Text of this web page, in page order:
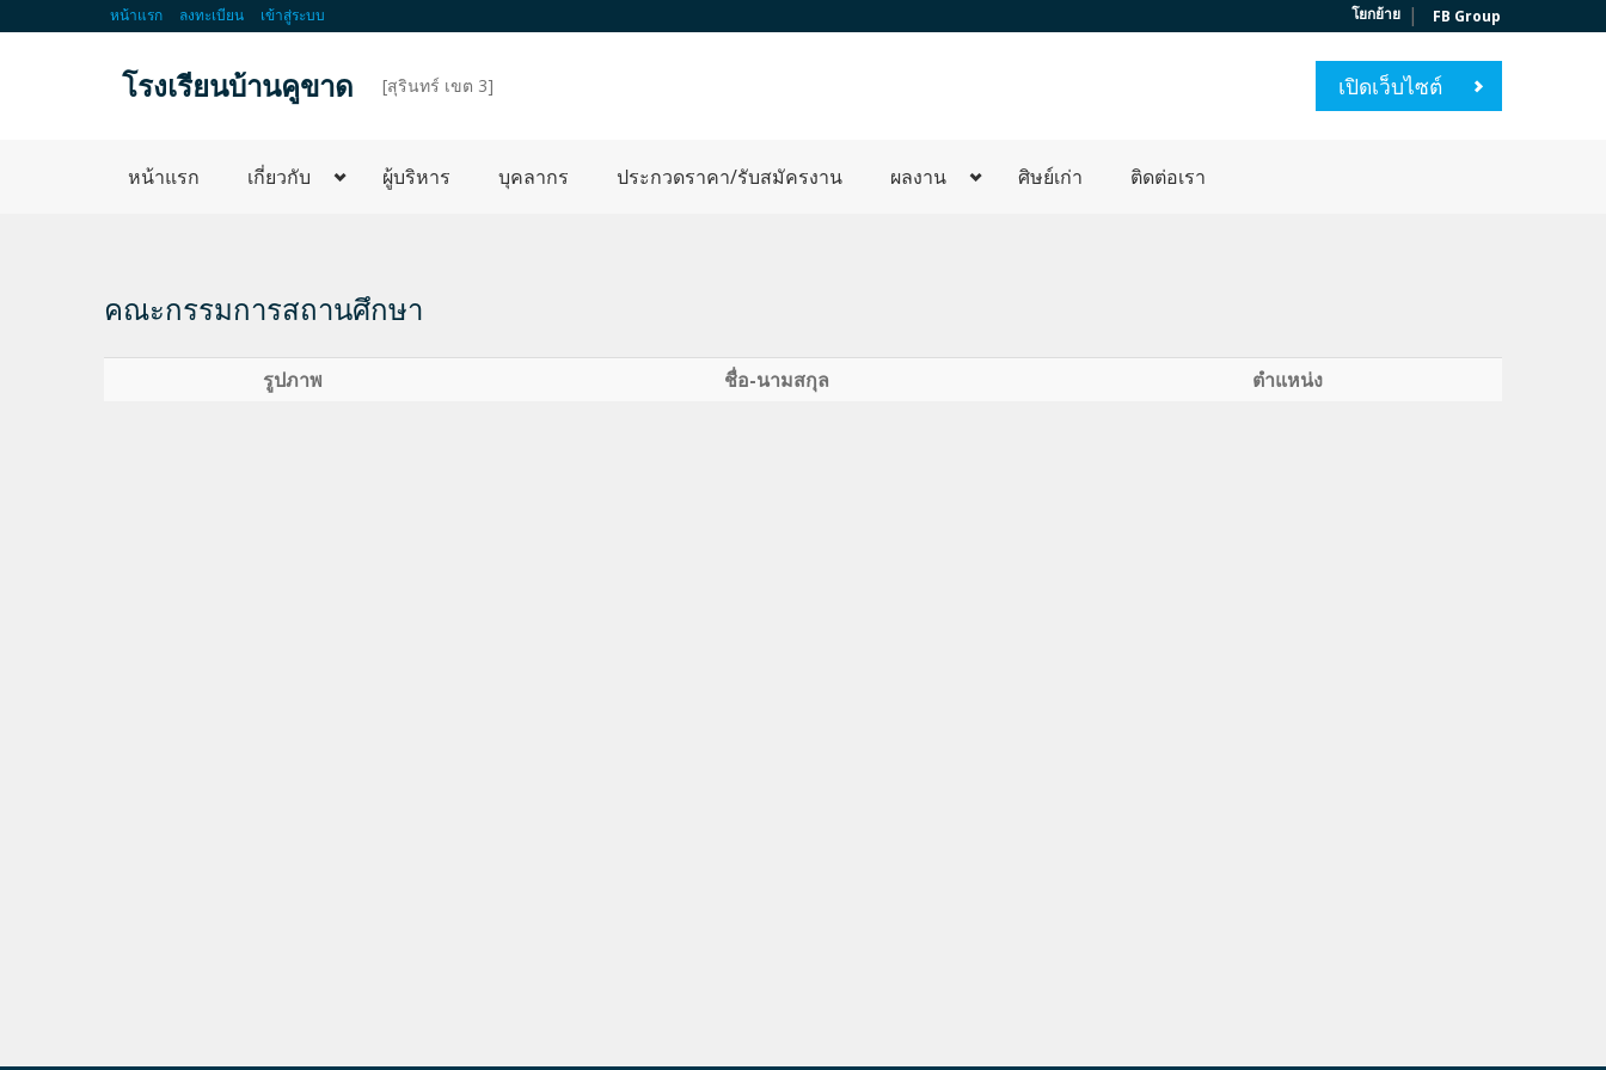
หน้าแรก ลงทะเบียน เข้าสู่ระบบ โยกย้าย | FB Group
โรงเรียนบ้านคูขาด [สุรินทร์ เขต 3] เปิดเว็บไซต์
หน้าแรก เกี่ยวกับ ผู้บริหาร บุคลากร ประกวดราคา/รับสมัครงาน ผลงาน ศิษย์เก่า ติดต่อเรา
คณะกรรมการสถานศึกษา
รูปภาพ ชื่อ-นามสกุล ตำแหน่ง